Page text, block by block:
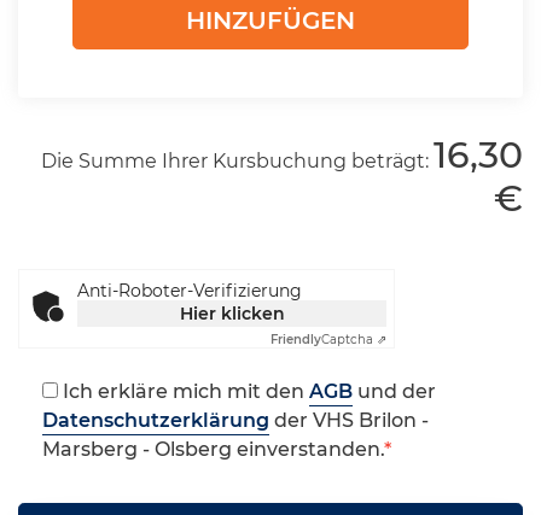
HINZUFÜGEN
Die Summe Ihrer Kursbuchung beträgt: 16,30
€
Anti-Roboter-Verifizierung
Hier klicken
FriendlyCaptcha ⇗
Ich erkläre mich mit den AGB und der
Datenschutzerklärung der VHS Brilon -
Marsberg - Olsberg einverstanden.